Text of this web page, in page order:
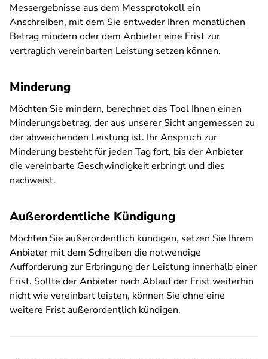
Messergebnisse aus dem Messprotokoll ein
Anschreiben, mit dem Sie entweder Ihren monatlichen
Betrag mindern oder dem Anbieter eine Frist zur
vertraglich vereinbarten Leistung setzen können.
Minderung
Möchten Sie mindern, berechnet das Tool Ihnen einen
Minderungsbetrag, der aus unserer Sicht angemessen zu
der abweichenden Leistung ist. Ihr Anspruch zur
Minderung besteht für jeden Tag fort, bis der Anbieter
die vereinbarte Geschwindigkeit erbringt und dies
nachweist.
Außerordentliche Kündigung
Möchten Sie außerordentlich kündigen, setzen Sie Ihrem
Anbieter mit dem Schreiben die notwendige
Aufforderung zur Erbringung der Leistung innerhalb einer
Frist. Sollte der Anbieter nach Ablauf der Frist weiterhin
nicht wie vereinbart leisten, können Sie ohne eine
weitere Frist außerordentlich kündigen.